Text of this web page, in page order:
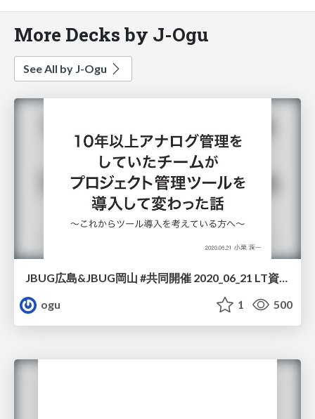
More Decks by J-Ogu
See All by J-Ogu
JBUG広島&JBUG岡山 #共同開催 2020_06_21 LT資料
ogu
1 500